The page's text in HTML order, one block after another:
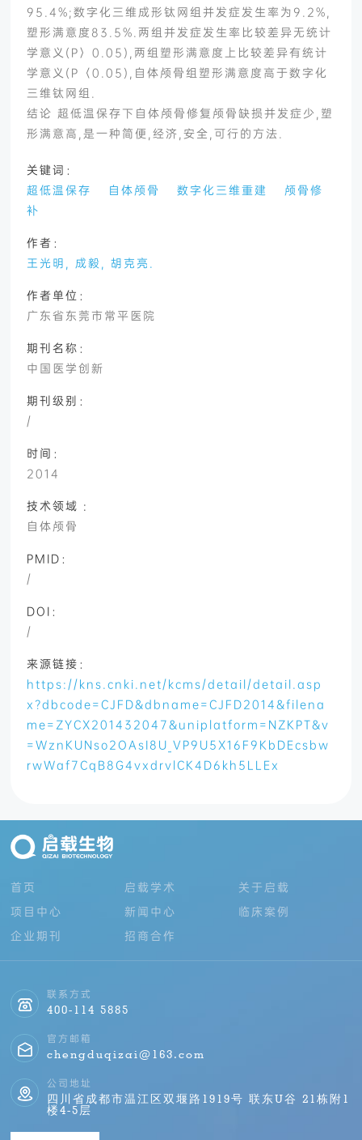
95.4%;数字化三维成形钛网组并发症发生率为9.2%,
塑形满意度83.5%.两组并发症发生率比较差异无统计
学意义(P〉0.05),两组塑形满意度上比较差异有统计
学意义(P〈0.05),自体颅骨组塑形满意度高于数字化
三维钛网组.
结论 超低温保存下自体颅骨修复颅骨缺损并发症少,塑
形满意高,是一种简便,经济,安全,可行的方法.
关键词：
超低温保存
自体颅骨 数字化三维重建
颅骨修
补
作者：
王光明, 成毅, 胡克亮.
作者单位：
广东省东莞市常平医院
期刊名称：
中国医学创新
期刊级别：
/
时间：
2014
技术领域 :
自体颅骨
PMID：
/
DOI：
/
来源链接：
https://kns.cnki.net/kcms/detail/detail.asp
x?dbcode=CJFD&dbname=CJFD2014&filena
me=ZYCX201432047&uniplatform=NZKPT&v
=WznKUNso2OAsI8U_VP9U5X16F9KbDEcsbw
rwWaf7CqB8G4vxdrvlCK4D6kh5LLEx
首页 启载学术
关于启载
项目中心
新闻中心
临床案例
企业期刊
招商合作
联系方式
400-114 5885
官方邮箱
chengduqizai@163.com
公司地址
四川省成都市温江区双堰路1919号 联东U谷 21栋附1
楼4-5层